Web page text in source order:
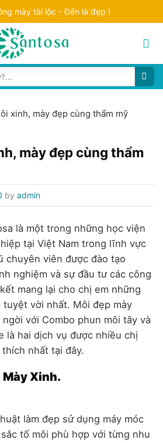
mày tài lộc - Đến là đẹp !
xinh, mày đẹp cùng thẩm mỹ
mày đẹp cùng thẩm
by admin
là một trong những học viện
tại Việt Nam trong lĩnh vực
chuyên viên được đào tạo
nghiệm và sự đầu tư các công
mang lại cho chị em những
tuyệt vời nhất. Môi đẹp mày
với Combo phun môi tây và
là hai dịch vụ được nhiều chị
nhất tại đây.
Xinh.
làm đẹp sử dụng máy móc
tố môi phù hợp với từng nhu